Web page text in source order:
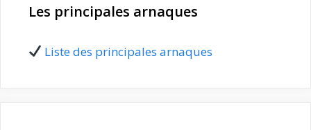
Les principales arnaques
Liste des principales arnaques